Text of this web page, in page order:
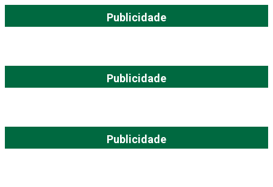
Publicidade
Publicidade
Publicidade